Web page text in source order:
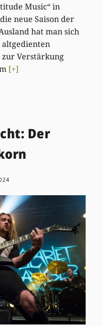
Music“ in
neue Saison der
hat man sich
zur Verstärkung
[+]
Der